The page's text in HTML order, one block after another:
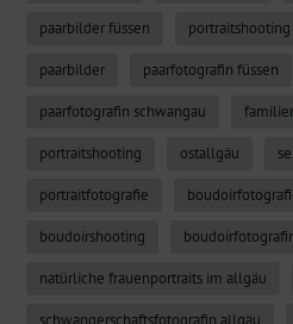
paarbilder füssen portraitshooting
paarbilder paarfotografin füssen
paarfotografin schwangau
portraitshooting ostallgäu
portraitfotografie
boudoirshooting
natürliche frauenportraits im allgäu
schwangerschaftsfotografin allgäu